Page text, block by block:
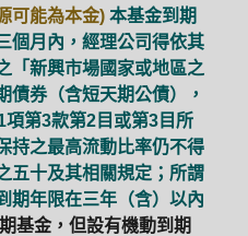
可能為本金) 本基金到期
個月內，經理公司得依其
「新興市場國家或地區之
債券（含短天期公債），
項第3款第2目或第3目所
持之最高流動比率仍不得
五十及其相關規定；所謂
期年限在三年（含）以內
基金，但設有機動到期